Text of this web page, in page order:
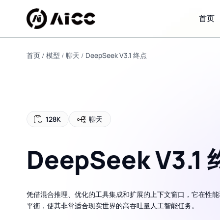
首页
首页 模型 聊天 DeepSeek V3.1 终点
128K 聊天
DeepSeek V3.1
凭借混合推理、优化的工具集成和扩展的上下文窗口，它在性
平衡，使其非常适合现实世界的高吞吐量人工智能任务。